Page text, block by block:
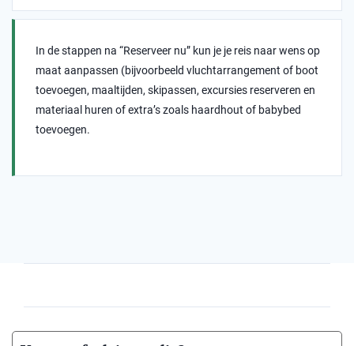
In de stappen na “Reserveer nu” kun je je reis naar wens op
maat aanpassen (bijvoorbeeld vluchtarrangement of boot
toevoegen, maaltijden, skipassen, excursies reserveren en
materiaal huren of extra’s zoals haardhout of babybed
toevoegen.